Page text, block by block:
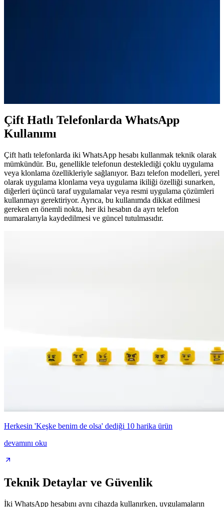
Çift Hatlı Telefonlarda WhatsApp
Kullanımı
Çift hatlı telefonlarda iki WhatsApp hesabı kullanmak teknik olarak
mümkündür. Bu, genellikle telefonun desteklediği çoklu uygulama
veya klonlama özellikleriyle sağlanıyor. Bazı telefon modelleri, yerel
olarak uygulama klonlama veya uygulama ikiliği özelliği sunarken,
diğerleri üçüncü taraf uygulamalar veya resmi uygulama çözümleri
kullanmayı gerektiriyor. Ayrıca, bu kullanımda dikkat edilmesi
gereken en önemli nokta, her iki hesabın da ayrı telefon
numaralarıyla kaydedilmesi ve güncel tutulmasıdır.
Herkesin 'Keşke benim de olsa' dediği 10 harika ürün
devamını oku
Teknik Detaylar ve Güvenlik
İki WhatsApp hesabını aynı cihazda kullanırken, uygulamaların